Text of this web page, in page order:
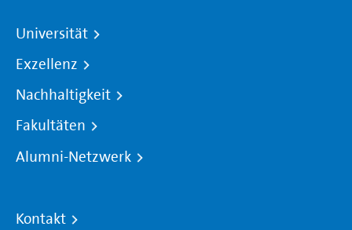
Universität
Exzellenz
Nachhaltigkeit
Fakultäten
Alumni-Netzwerk
Kontakt